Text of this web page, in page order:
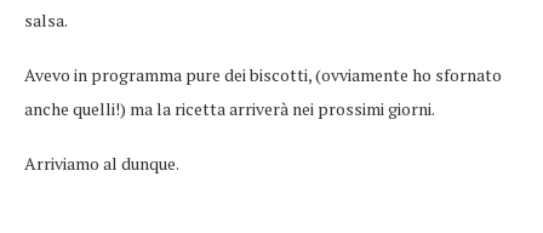
salsa.
Avevo in programma pure dei biscotti, (ovviamente ho sfornato
anche quelli!) ma la ricetta arriverà nei prossimi giorni.
Arriviamo al dunque.